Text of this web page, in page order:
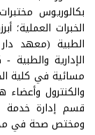
بكالوريوس
الخبرات العملية؛
الطبية (معهد
الإدارية
مسائية في كلية
والكنترول
ومختص صحة في